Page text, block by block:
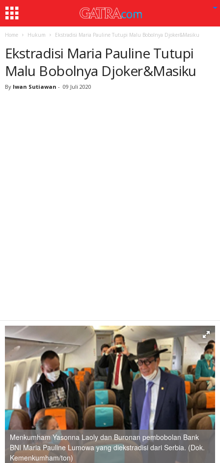
Home Hukum Ekstradisi Maria Pauline Tutupi Malu Bobolnya Djoker&Masiku
Ekstradisi Maria Pauline Tutupi
Malu Bobolnya Djoker&Masiku
By Iwan Sutiawan - 09 Juli 2020
Menkumham Yasonna Laoly dan Buronan pembobolan Bank
BNI Maria Pauline Lumowa yang diekstradisi dari Serbia. (Dok.
Kemenkumham/ton)